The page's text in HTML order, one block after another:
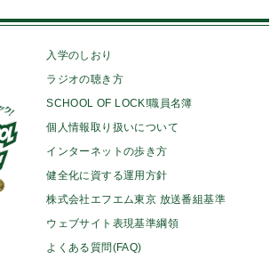
入学のしおり
ラジオの聴き方
SCHOOL OF LOCK!職員名簿
個人情報取り扱いについて
インターネットの歩き方
健全化に資する運用方針
株式会社エフエム東京 放送番組基準
ウェブサイト表現基準綱領
よくある質問(FAQ)